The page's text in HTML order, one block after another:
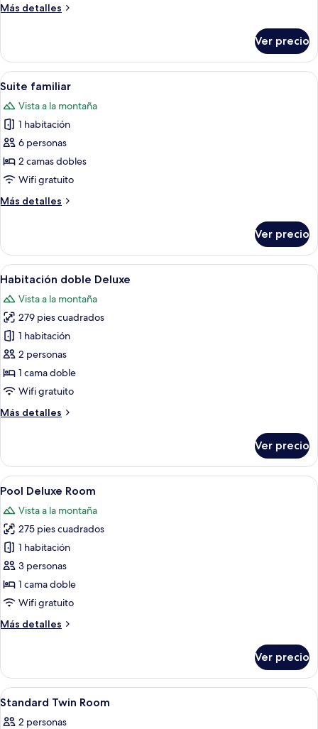
Más detalles
Más
en
esquina
Ver precio
Abrir
todas
las
fotos
de
Suite
familiar
Una habitación de hotel moderna
1
Suite familiar
Vista a la montaña
1 habitación
6 personas
2 camas dobles
Wifi gratuito
Más detalles
Más
familiar
Ver precio
Abrir
todas
las
fotos
de
Habitación
doble
Deluxe
Una habitación de hotel moderna
4
Habitación doble Deluxe
Vista a la montaña
279 pies cuadrados
1 habitación
2 personas
1 cama doble
Wifi gratuito
Más detalles
Más
doble
Deluxe
Ver precio
Abrir
todas
las
fotos
de
Pool
Deluxe
Room
Una piscina con mosaicos azules,
1
Pool Deluxe Room
Vista a la montaña
275 pies cuadrados
1 habitación
3 personas
1 cama doble
Wifi gratuito
Más detalles
Más
Deluxe
Room
Ver precio
Abrir
todas
Ropa de cama de alta calidad,
5
Standard Twin Room
2 personas